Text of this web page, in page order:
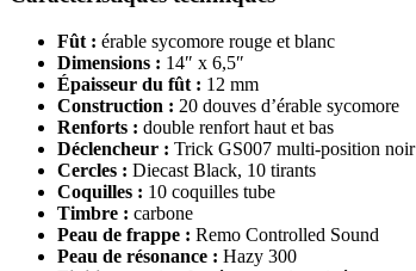
Fût : érable sycomore rouge et blanc
Dimensions : 14″ x 6,5″
Épaisseur du fût : 12 mm
Construction : 20 douves d’érable sycomore
Renforts : double renfort haut et bas
Déclencheur : Trick GS007 multi-position noir
Cercles : Diecast Black, 10 tirants
Coquilles : 10 coquilles tube
Timbre : carbone
Peau de frappe : Remo Controlled Sound
Peau de résonance : Hazy 300